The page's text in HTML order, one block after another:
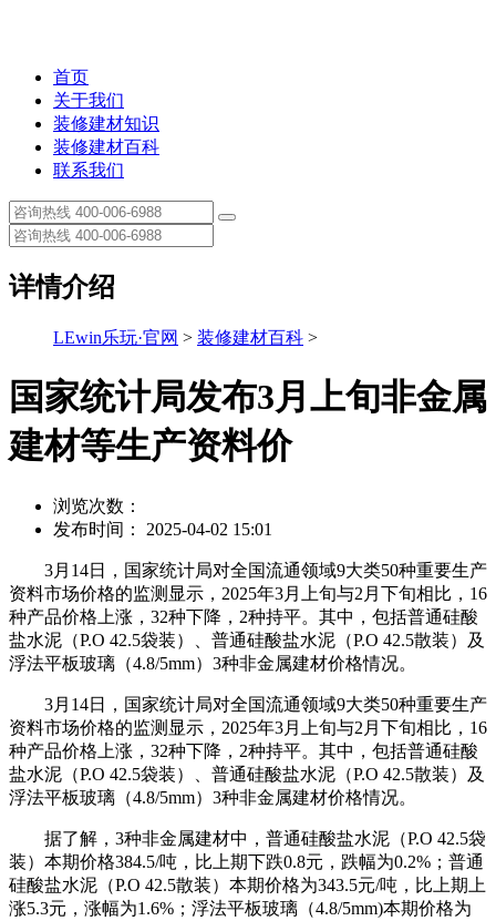
首页
关于我们
装修建材知识
装修建材百科
联系我们
详情介绍
LEwin乐玩·官网 > 装修建材百科 >
国家统计局发布3月上旬非金属
建材等生产资料价
浏览次数：
发布时间： 2025-04-02 15:01
3月14日，国家统计局对全国流通领域9大类50种重要生产
资料市场价格的监测显示，2025年3月上旬与2月下旬相比，16
种产品价格上涨，32种下降，2种持平。其中，包括普通硅酸
盐水泥（P.O 42.5袋装）、普通硅酸盐水泥（P.O 42.5散装）及
浮法平板玻璃（4.8/5mm）3种非金属建材价格情况。
3月14日，国家统计局对全国流通领域9大类50种重要生产
资料市场价格的监测显示，2025年3月上旬与2月下旬相比，16
种产品价格上涨，32种下降，2种持平。其中，包括普通硅酸
盐水泥（P.O 42.5袋装）、普通硅酸盐水泥（P.O 42.5散装）及
浮法平板玻璃（4.8/5mm）3种非金属建材价格情况。
据了解，3种非金属建材中，普通硅酸盐水泥（P.O 42.5袋
装）本期价格384.5/吨，比上期下跌0.8元，跌幅为0.2%；普通
硅酸盐水泥（P.O 42.5散装）本期价格为343.5元/吨，比上期上
涨5.3元，涨幅为1.6%；浮法平板玻璃（4.8/5mm)本期价格为